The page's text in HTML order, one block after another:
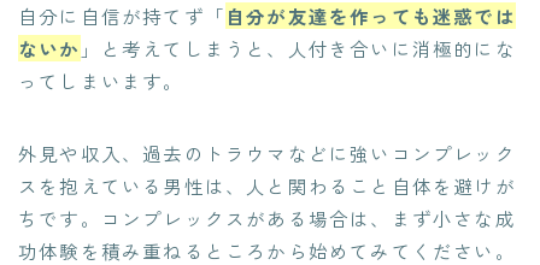
自分に自信が持てず「 自分が友達を作っても迷惑では
ないか 」と考えてしまうと、人付き合いに消極的にな
ってしまいます。
外見や収入、過去のトラウマなどに強いコンプレック
スを抱えている男性は、人と関わること自体を避けが
ちです。コンプレックスがある場合は、まず小さな成
功体験を積み重ねるところから始めてみてください。